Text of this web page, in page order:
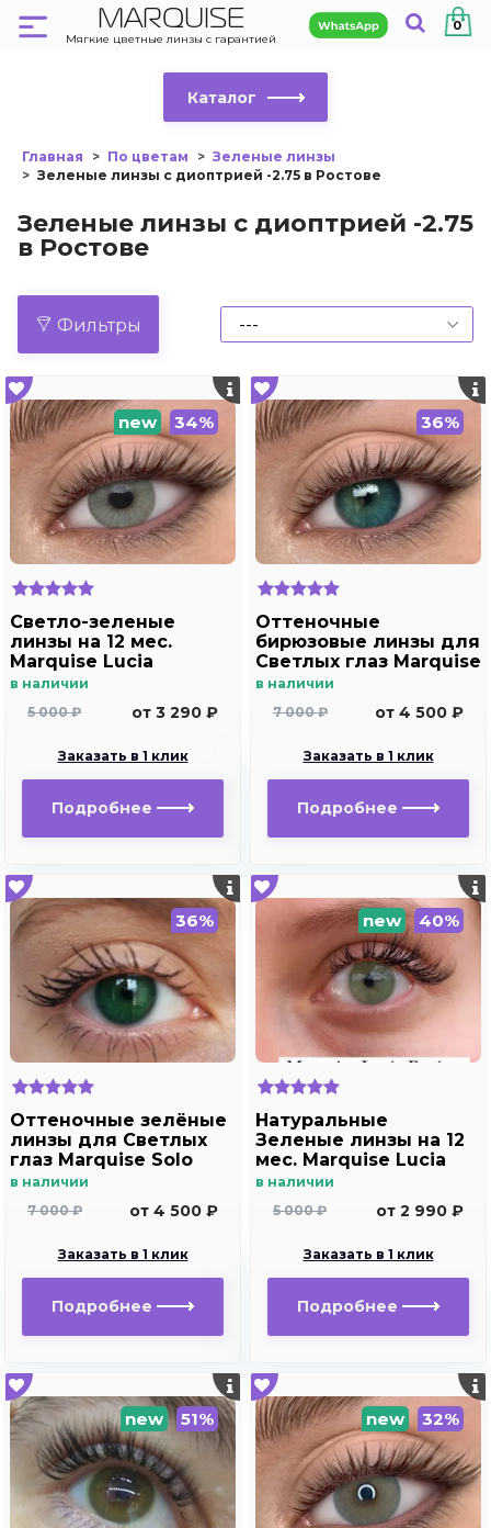
MARQUISE
Мягкие цветные линзы с гарантией
0
Каталог
Главная По цветам
Зеленые линзы
Зеленые линзы с диоптрией -2.75 в Ростове
Зеленые линзы с диоптрией -2.75
в Ростове
Фильтры
new 34%
Светло-зеленые
линзы на 12 мес.
Marquise Lucia
Copacabana
в наличии
5 000 ₽
от 3 290 ₽
Заказать в 1 клик
Подробнее
36%
Оттеночные
бирюзовые линзы для
Светлых глаз Marquise
solo aqua для
близорукости
в наличии
7 000 ₽
от 4 500 ₽
Заказать в 1 клик
Подробнее
36%
Оттеночные зелёные
линзы для Светлых
глаз Marquise Solo
green( зеленые ) /
в наличии
7 000 ₽
от 4 500 ₽
Заказать в 1 клик
Подробнее
new 40%
Натуральные
Зеленые линзы на 12
мес. Marquise Lucia
Buzios
в наличии
5 000 ₽
от 2 990 ₽
Заказать в 1 клик
Подробнее
new 51% new 32%